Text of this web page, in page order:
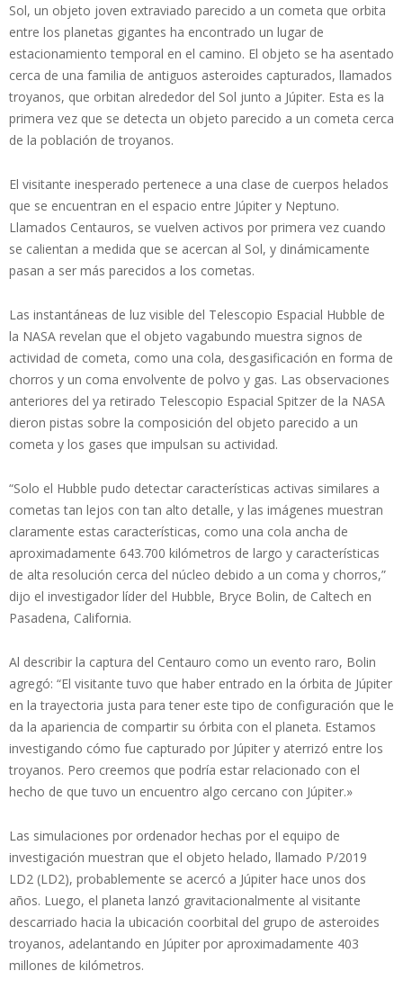
Sol, un objeto joven extraviado parecido a un cometa que orbita
entre los planetas gigantes ha encontrado un lugar de
estacionamiento temporal en el camino. El objeto se ha asentado
cerca de una familia de antiguos asteroides capturados, llamados
troyanos, que orbitan alrededor del Sol junto a Júpiter. Esta es la
primera vez que se detecta un objeto parecido a un cometa cerca
de la población de troyanos.
El visitante inesperado pertenece a una clase de cuerpos helados
que se encuentran en el espacio entre Júpiter y Neptuno.
Llamados Centauros, se vuelven activos por primera vez cuando
se calientan a medida que se acercan al Sol, y dinámicamente
pasan a ser más parecidos a los cometas.
Las instantáneas de luz visible del Telescopio Espacial Hubble de
la NASA revelan que el objeto vagabundo muestra signos de
actividad de cometa, como una cola, desgasificación en forma de
chorros y un coma envolvente de polvo y gas. Las observaciones
anteriores del ya retirado Telescopio Espacial Spitzer de la NASA
dieron pistas sobre la composición del objeto parecido a un
cometa y los gases que impulsan su actividad.
“Solo el Hubble pudo detectar características activas similares a
cometas tan lejos con tan alto detalle, y las imágenes muestran
claramente estas características, como una cola ancha de
aproximadamente 643.700 kilómetros de largo y características
de alta resolución cerca del núcleo debido a un coma y chorros,”
dijo el investigador líder del Hubble, Bryce Bolin, de Caltech en
Pasadena, California.
Al describir la captura del Centauro como un evento raro, Bolin
agregó: “El visitante tuvo que haber entrado en la órbita de Júpiter
en la trayectoria justa para tener este tipo de configuración que le
da la apariencia de compartir su órbita con el planeta. Estamos
investigando cómo fue capturado por Júpiter y aterrizó entre los
troyanos. Pero creemos que podría estar relacionado con el
hecho de que tuvo un encuentro algo cercano con Júpiter.»
Las simulaciones por ordenador hechas por el equipo de
investigación muestran que el objeto helado, llamado P/2019
LD2 (LD2), probablemente se acercó a Júpiter hace unos dos
años. Luego, el planeta lanzó gravitacionalmente al visitante
descarriado hacia la ubicación coorbital del grupo de asteroides
troyanos, adelantando en Júpiter por aproximadamente 403
millones de kilómetros.